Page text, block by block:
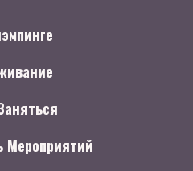
Мероприятий